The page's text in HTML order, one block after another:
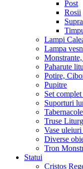
Post
Rosii
Lampi
Lampa
Paharute
Potire,
Pupitre
Set
Suporturi
Tabernacole
Truse
Vase
Diverse
Tron
Statui
Cristos